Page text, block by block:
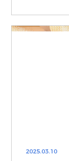
2025.03.10